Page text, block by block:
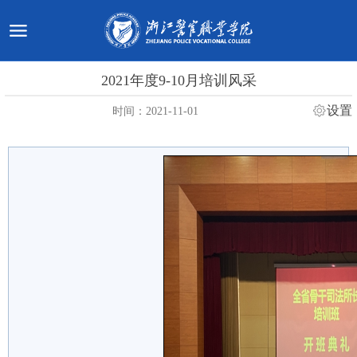
2021年度9-10月培训风采
时间：2021-11-01 设置